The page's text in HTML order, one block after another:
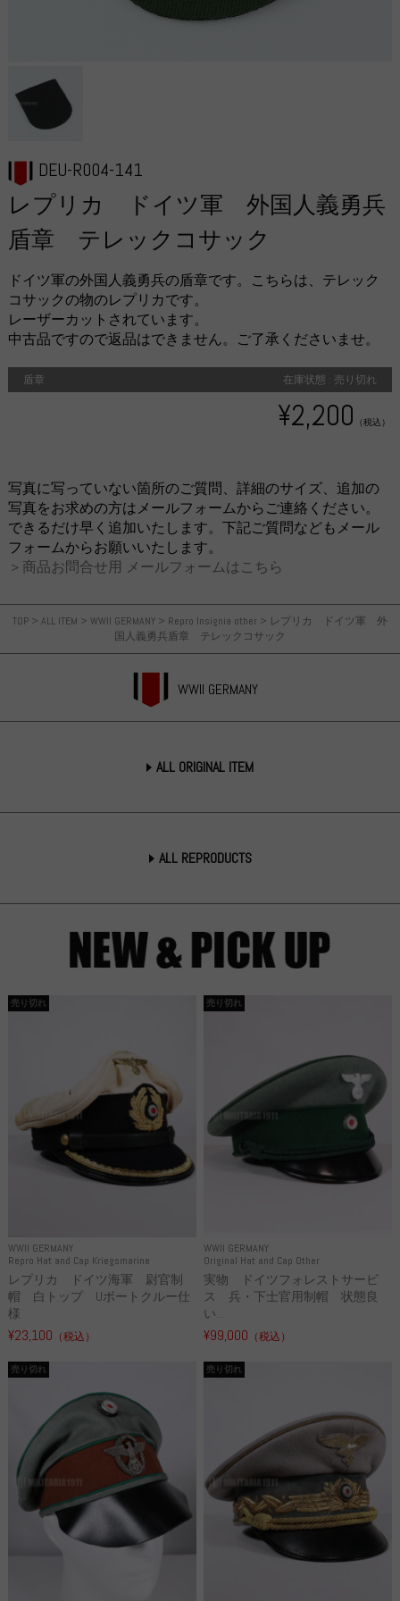
TOP > ALL ITEM > WWII GERMANY > Repro Insignia other > レプリカ ドイツ軍 外
国人義勇兵盾章 テレックコサック
WWII GERMANY
ALL ORIGINAL ITEM
ALL REPRODUCTS
DEU-R004-141
レプリカ ドイツ軍 外国人義勇兵
盾章 テレックコサック
ドイツ軍の外国人義勇兵の盾章です。こちらは、テレック
コサックの物のレプリカです。
レーザーカットされています。
中古品ですので返品はできません。ご了承くださいませ。
盾章 在庫状態 : 売り切れ
¥2,200 （税込）
写真に写っていない箇所のご質問、詳細のサイズ、追加の
写真をお求めの方はメールフォームからご連絡ください。
できるだけ早く追加いたします。下記ご質問などもメール
フォームからお願いいたします。
＞商品お問合せ用 メールフォームはこちら
WWII GERMANY
Repro Hat and Cap Kriegsmarine
売り切れ
レプリカ ドイツ海軍 尉官制
帽 白トップ Uボートクルー仕
様
¥23,100 （税込）
WWII GERMANY
Original Hat and Cap Other
売り切れ
実物 ドイツフォレストサービ
ス 兵・下士官用制帽 状態良
い...
¥99,000 （税込）
売り切れ 売り切れ